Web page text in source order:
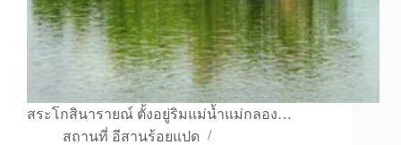
สระโกสินารายณ์ ตั้งอยู่ริมแม่น้ำแม่กลอง…
สถานที่ อีสานร้อยแปด